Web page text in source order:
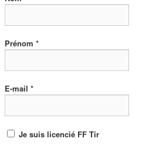
Prénom *
E-mail *
Je suis licencié FF Tir